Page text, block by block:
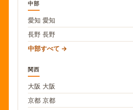
中部
愛知 愛知
長野 長野
中部すべて
関西
大阪 大阪
京都 京都